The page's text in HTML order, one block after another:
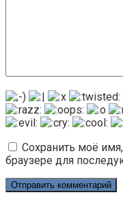
Сохранить моё
браузере для